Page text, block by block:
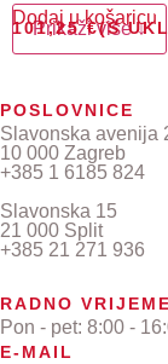
101,25€(S
Dodaj u košaricu
Prikaži više ↓
POSLOVNICE
Slavonska avenija
10 000 Zagreb
+385 1 6185 824
Slavonska 15
21 000 Split
+385 21 271 936
RADNO VRIJEME
Pon - pet: 8:00 -
E-MAIL